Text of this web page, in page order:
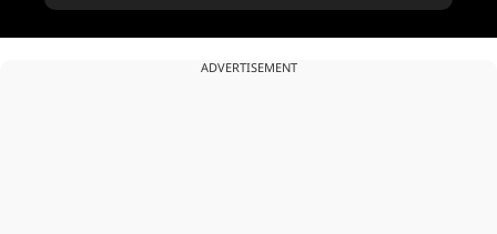
ADVERTISEMENT